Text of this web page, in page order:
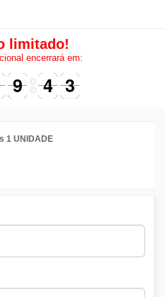
limitado!
encerrará em:
0
9
9 5
4
4 3
3
2
1 UNIDADE